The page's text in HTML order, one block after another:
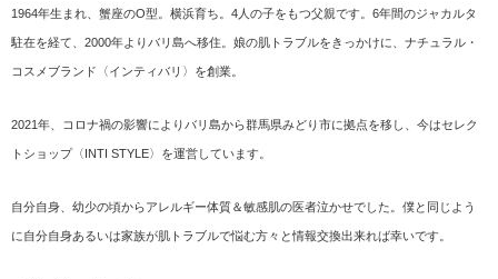
1964年生まれ、蟹座のO型。横浜育ち。4人の子をもつ父親です。6年間のジャカルタ
駐在を経て、2000年よりバリ島へ移住。娘の肌トラブルをきっかけに、ナチュラル・
コスメブランド〈インティバリ〉を創業。
2021年、コロナ禍の影響によりバリ島から群馬県みどり市に拠点を移し、今はセレク
トショップ〈INTI STYLE〉を運営しています。
自分自身、幼少の頃からアレルギー体質＆敏感肌の医者泣かせでした。僕と同じよう
に自分自身あるいは家族が肌トラブルで悩む方々と情報交換出来れば幸いです。